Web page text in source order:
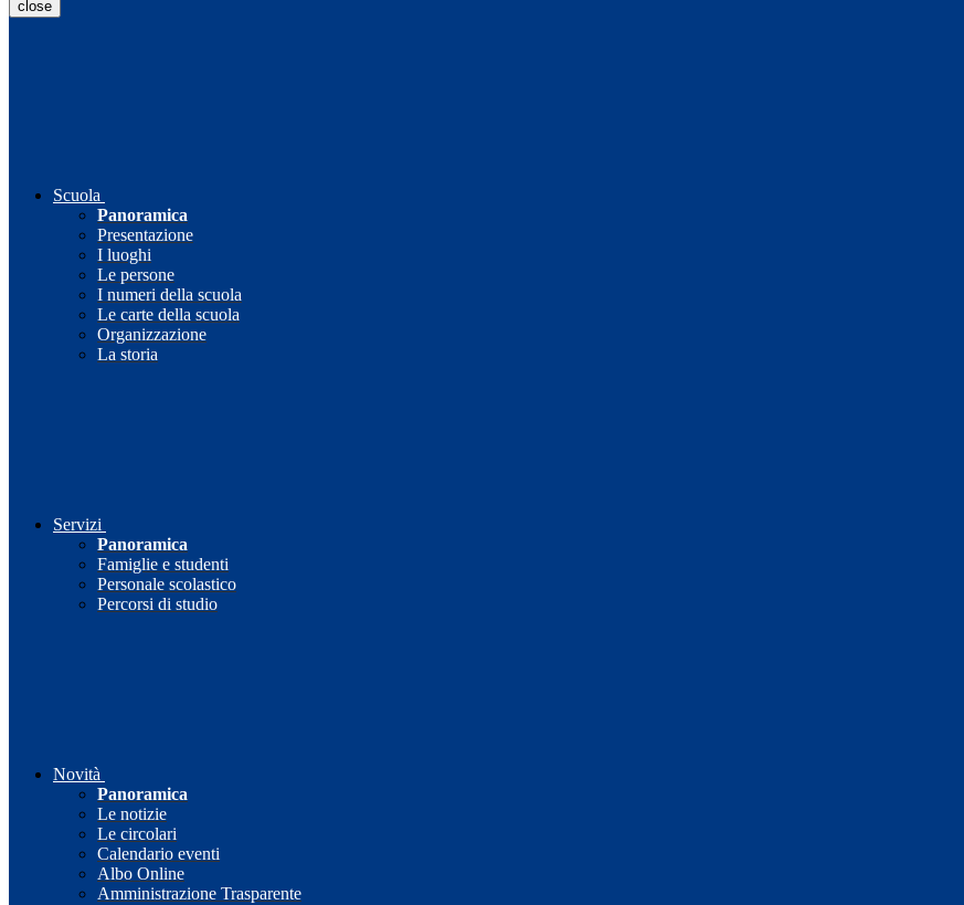
close
Scuola
Panoramica
Presentazione
I luoghi
Le persone
I numeri della scuola
Le carte della scuola
Organizzazione
La storia
Servizi
Panoramica
Famiglie e studenti
Personale scolastico
Percorsi di studio
Novità
Panoramica
Le notizie
Le circolari
Calendario eventi
Albo Online
Amministrazione Trasparente